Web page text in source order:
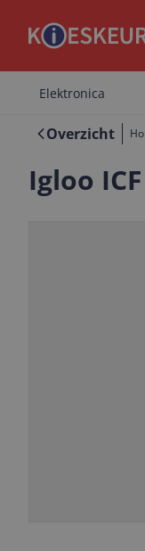
Elektronica
Overzicht
Igloo